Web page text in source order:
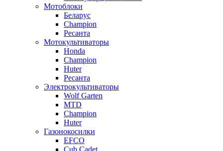
Мотоблоки
Беларус
Champion
Ресанта
Мотокультиваторы
Honda
Champion
Huter
Ресанта
Электрокультиваторы
Wolf Garten
MTD
Champion
Huter
Газонокосилки
EFCO
Cub Cadet